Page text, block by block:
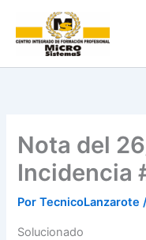
contenido
Nota del
Incidencia
PorTecnicoLanzarote
Solucionado